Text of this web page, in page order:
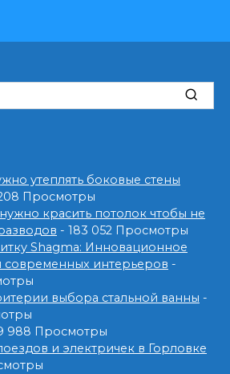
утеплять боковые стены
Просмотры
красить потолок чтобы не
- 183 052 Просмотры
Shagma: Инновационное
интерьеров -
выбора стальной ванны -
988 Просмотры
и электричек в Горловке